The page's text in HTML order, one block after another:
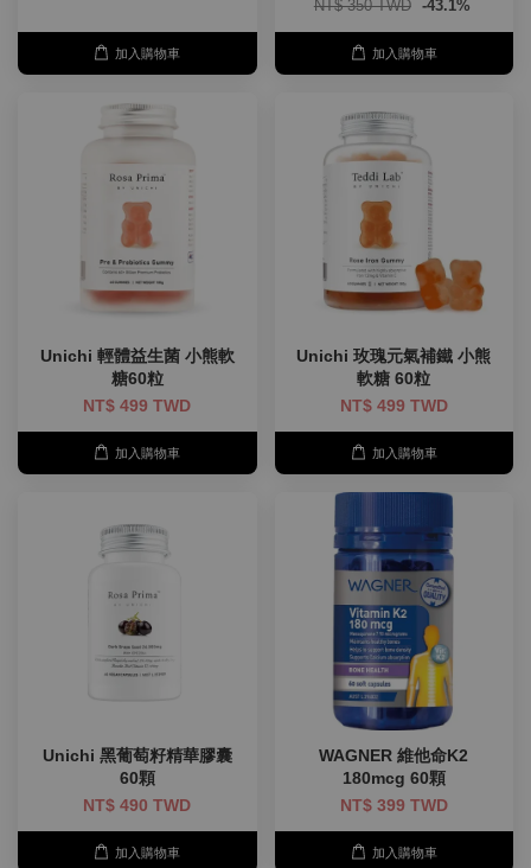
加入購物車
NT$ 350 TWD -43.1%
加入購物車
Unichi 輕體益生菌 小熊軟
糖60粒
NT$ 499 TWD
加入購物車
Unichi 玫瑰元氣補鐵 小熊
軟糖 60粒
NT$ 499 TWD
加入購物車
Unichi 黑葡萄籽精華膠囊
60顆
NT$ 490 TWD
加入購物車
WAGNER 維他命K2
180mcg 60顆
NT$ 399 TWD
加入購物車